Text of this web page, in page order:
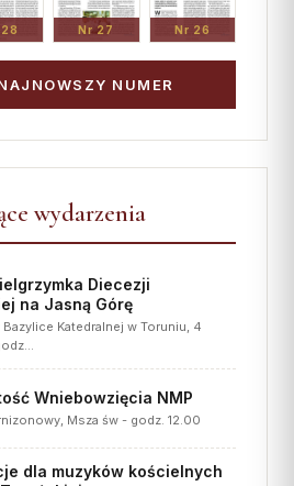
Nr 27 Nr 26
NUMER
wydarzenia
Diecezji
na Jasną Górę
Bazylice Katedralnej w Toruniu, 4
Wniebowzięcia NMP
Msza św - godz. 12.00
dla muzyków kościelnych